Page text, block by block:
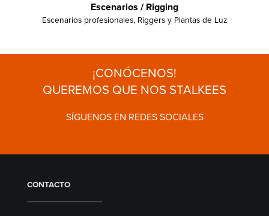
Escenarios / Rigging
Escenarios profesionales, Riggers y Plantas de Luz
¡CONÓCENOS!
QUEREMOS QUE NOS STALKEES
SÍGUENOS EN REDES SOCIALES
CONTACTO